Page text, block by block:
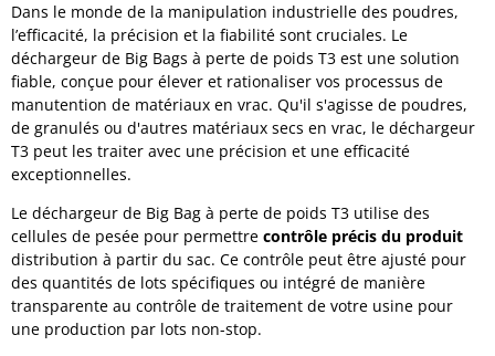
Dans le monde de la manipulation industrielle des poudres,
l’efficacité, la précision et la fiabilité sont cruciales. Le
déchargeur de Big Bags à perte de poids T3 est une solution
fiable, conçue pour élever et rationaliser vos processus de
manutention de matériaux en vrac. Qu'il s'agisse de poudres,
de granulés ou d'autres matériaux secs en vrac, le déchargeur
T3 peut les traiter avec une précision et une efficacité
exceptionnelles.
Le déchargeur de Big Bag à perte de poids T3 utilise des
cellules de pesée pour permettre contrôle précis du produit
distribution à partir du sac. Ce contrôle peut être ajusté pour
des quantités de lots spécifiques ou intégré de manière
transparente au contrôle de traitement de votre usine pour
une production par lots non-stop.